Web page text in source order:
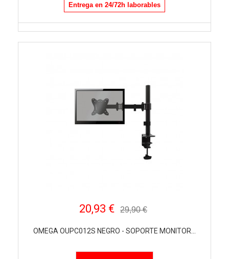
Entrega en 24/72h laborables
20,93 € 29,90 €
OMEGA OUPC012S NEGRO - SOPORTE MONITOR...